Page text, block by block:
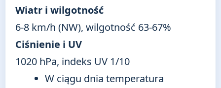
Wiatr i wilgotność
6-8 km/h (NW), wilgotność 63-67%
Ciśnienie i UV
1020 hPa, indeks UV 1/10
W ciągu dnia temperatura